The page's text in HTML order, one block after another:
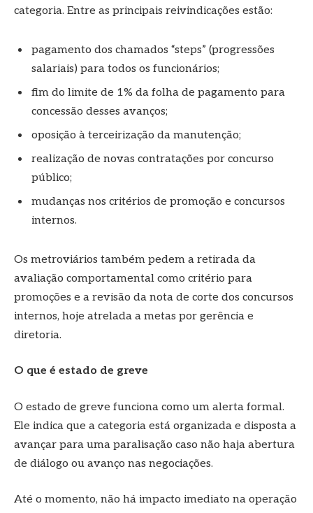
categoria. Entre as principais reivindicações estão:
pagamento dos chamados “steps” (progressões
salariais) para todos os funcionários;
fim do limite de 1% da folha de pagamento para
concessão desses avanços;
oposição à terceirização da manutenção;
realização de novas contratações por concurso
público;
mudanças nos critérios de promoção e concursos
internos.
Os metroviários também pedem a retirada da
avaliação comportamental como critério para
promoções e a revisão da nota de corte dos concursos
internos, hoje atrelada a metas por gerência e
diretoria.
O que é estado de greve
O estado de greve funciona como um alerta formal.
Ele indica que a categoria está organizada e disposta a
avançar para uma paralisação caso não haja abertura
de diálogo ou avanço nas negociações.
Até o momento, não há impacto imediato na operação